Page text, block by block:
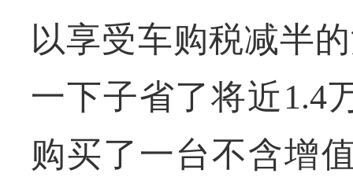
以享受车购税减半
一下子省了将近1.4
购买了一台不含增